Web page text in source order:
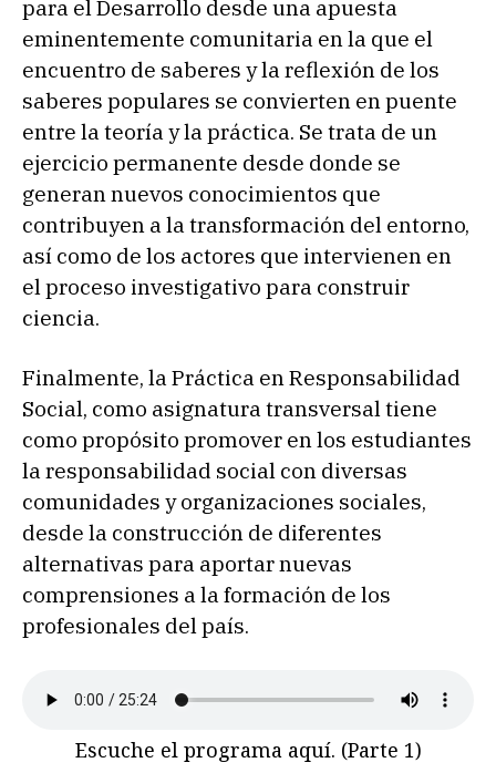
para el Desarrollo desde una apuesta
eminentemente comunitaria en la que el
encuentro de saberes y la reflexión de los
saberes populares se convierten en puente
entre la teoría y la práctica. Se trata de un
ejercicio permanente desde donde se
generan nuevos conocimientos que
contribuyen a la transformación del entorno,
así como de los actores que intervienen en
el proceso investigativo para construir
ciencia.
Finalmente, la Práctica en Responsabilidad
Social, como asignatura transversal tiene
como propósito promover en los estudiantes
la responsabilidad social con diversas
comunidades y organizaciones sociales,
desde la construcción de diferentes
alternativas para aportar nuevas
comprensiones a la formación de los
profesionales del país.
Escuche el programa aquí. (Parte 1)